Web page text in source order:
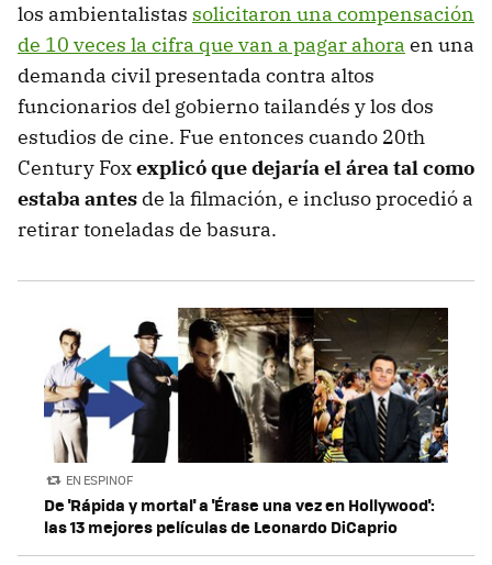
los ambientalistas solicitaron una compensación
de 10 veces la cifra que van a pagar ahora en una
demanda civil presentada contra altos
funcionarios del gobierno tailandés y los dos
estudios de cine. Fue entonces cuando 20th
Century Foxexplicó que dejaría el área tal como
estaba antes de la filmación, e incluso procedió a
retirar toneladas de basura.
EN ESPINOF
De 'Rápida y mortal' a 'Érase una vez en Hollywood':
las 13 mejores películas de Leonardo DiCaprio